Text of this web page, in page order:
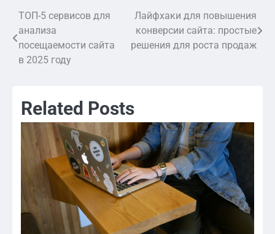
Навигация
по
записям
ТОП-5 сервисов для
анализа
посещаемости сайта
в 2025 году
Лайфхаки для повышения
конверсии сайта: простые
решения для роста продаж
Related Posts